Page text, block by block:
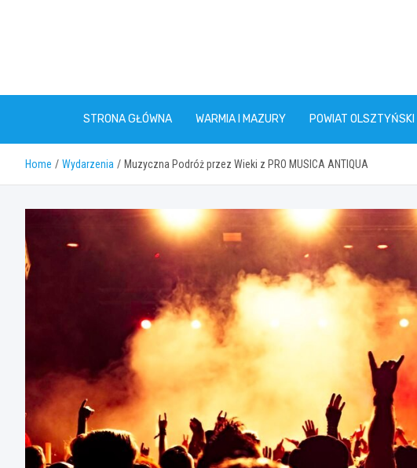
STRONA GŁÓWNA WARMIA I MAZURY POWIAT OLSZTYŃSKI
Home Wydarzenia Muzyczna Podróż przez Wieki z PRO MUSICA ANTIQUA